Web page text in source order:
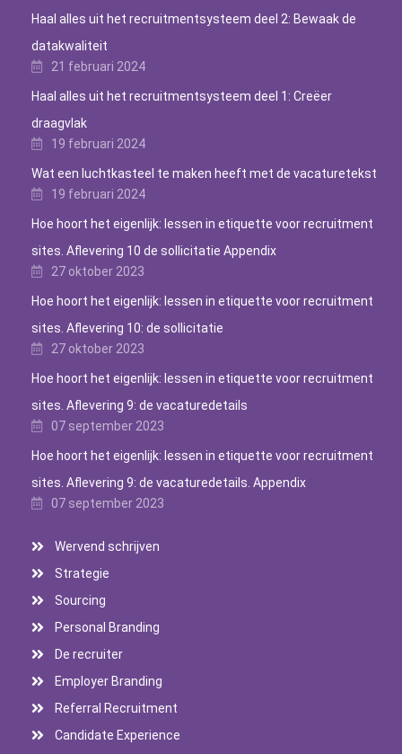
Haal alles uit het recruitmentsysteem deel 2: Bewaak de
datakwaliteit
21 februari 2024
Haal alles uit het recruitmentsysteem deel 1: Creëer
draagvlak
19 februari 2024
Wat een luchtkasteel te maken heeft met de vacaturetekst
19 februari 2024
Hoe hoort het eigenlijk: lessen in etiquette voor recruitment
sites. Aflevering 10 de sollicitatie Appendix
27 oktober 2023
Hoe hoort het eigenlijk: lessen in etiquette voor recruitment
sites. Aflevering 10: de sollicitatie
27 oktober 2023
Hoe hoort het eigenlijk: lessen in etiquette voor recruitment
sites. Aflevering 9: de vacaturedetails
07 september 2023
Hoe hoort het eigenlijk: lessen in etiquette voor recruitment
sites. Aflevering 9: de vacaturedetails. Appendix
07 september 2023
Wervend schrijven
Strategie
Sourcing
Personal Branding
De recruiter
Employer Branding
Referral Recruitment
Candidate Experience